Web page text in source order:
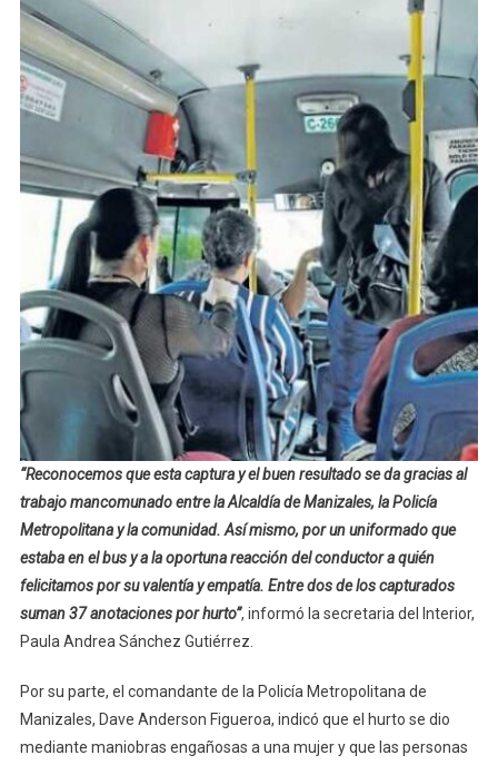
“Reconocemos que esta captura y el buen resultado se da gracias al
trabajo mancomunado entre la Alcaldía de Manizales, la Policía
Metropolitana y la comunidad. Así mismo, por un uniformado que
estaba en el bus y a la oportuna reacción del conductor a quién
felicitamos por su valentía y empatía. Entre dos de los capturados
suman 37 anotaciones por hurto”, informó la secretaria del Interior,
Paula Andrea Sánchez Gutiérrez.
Por su parte, el comandante de la Policía Metropolitana de
Manizales, Dave Anderson Figueroa, indicó que el hurto se dio
mediante maniobras engañosas a una mujer y que las personas